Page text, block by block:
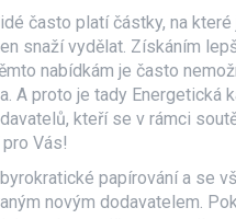
často platí částky, na
snaží vydělat. Získáním
nabídkám je často
A proto je tady Energetická
kteří se v rámci
Vás!
papírování a se
novým dodavatelem.